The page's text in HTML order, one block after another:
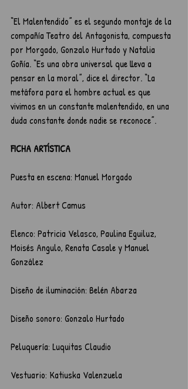
“El Malentendido” es el segundo montaje de la
compañía Teatro del Antagonista, compuesta
por Morgado, Gonzalo Hurtado y Natalia
Goñía. “Es una obra universal que lleva a
pensar en la moral”, dice el director. “La
metáfora para el hombre actual es que
vivimos en un constante malentendido, en una
duda constante donde nadie se reconoce”.
FICHA ARTÍSTICA
Puesta en escena: Manuel Morgado
Autor: Albert Camus
Elenco: Patricia Velasco, Paulina Eguiluz,
Moisés Angulo, Renata Casale y Manuel
González
Diseño de iluminación: Belén Abarza
Diseño sonoro: Gonzalo Hurtado
Peluquería: Luquitas Claudio
Vestuario: Katiuska Valenzuela